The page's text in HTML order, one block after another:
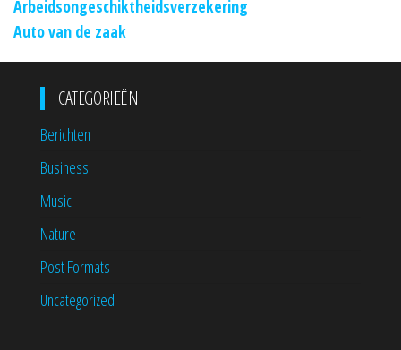
Arbeidsongeschiktheidsverzekering
Auto van de zaak
CATEGORIEËN
Berichten
Business
Music
Nature
Post Formats
Uncategorized